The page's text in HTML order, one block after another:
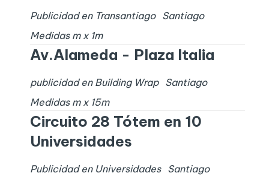
Publicidad en Transantiago
Santiago
Medidas m x 1m
Av.Alameda - Plaza Italia
publicidad en Building Wrap
Santiago
Medidas m x 15m
Circuito 28 Tótem en 10
Universidades
Publicidad en Universidades
Santiago